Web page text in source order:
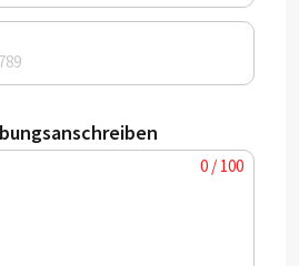
0 / 100